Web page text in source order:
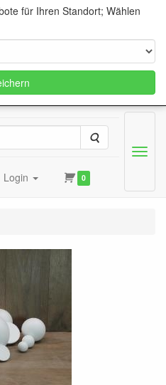
Suche
Login 0
Menu
für Ihren Standort; Wählen